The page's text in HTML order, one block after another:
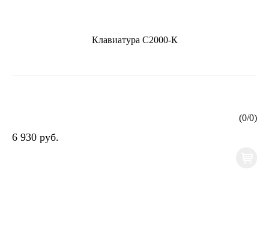
Клавиатура С2000-К
(0/0)
6 930 руб.